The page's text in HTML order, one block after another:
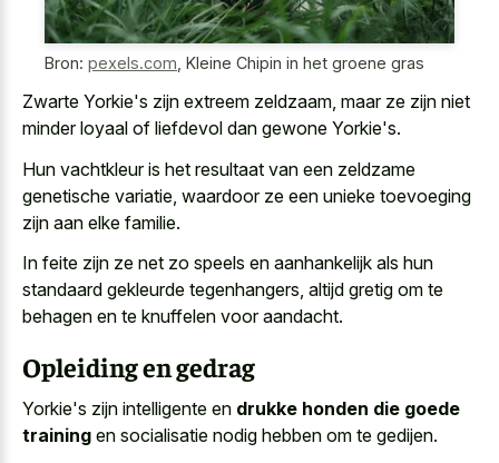
Bron: pexels.com Kleine Chipin in het groene gras
Zwarte Yorkie's zijn extreem zeldzaam, maar ze zijn niet
minder loyaal of liefdevol dan gewone Yorkie's.
Hun vachtkleur is het resultaat van een zeldzame
genetische variatie, waardoor ze een unieke toevoeging
zijn aan elke familie.
In feite zijn ze net zo speels en aanhankelijk als hun
standaard gekleurde tegenhangers, altijd gretig om te
behagen en te knuffelen voor aandacht.
Opleiding en gedrag
Yorkie's zijn intelligente en drukke honden die goede
training en socialisatie nodig hebben om te gedijen.